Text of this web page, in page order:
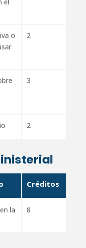
el
o
2
3
2
Créditos
la
8